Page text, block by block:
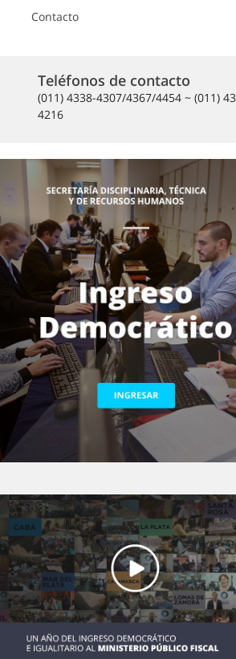
Contacto
Teléfonos de contacto
(011) 4338-4307/4367/4454 ~ (011)
4216